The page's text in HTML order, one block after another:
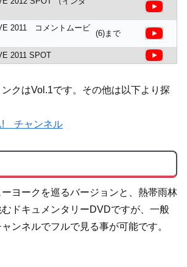
2011 コメントムービ
(6)まで
2011 SPOT
ンクはVol.1です。その他は以下より探
! チャンネル
ヨークを巡るバージョンと、熱帯雨林
ドキュメンタリーDVDですが、一般
ンネルでフルで見る事が可能です。